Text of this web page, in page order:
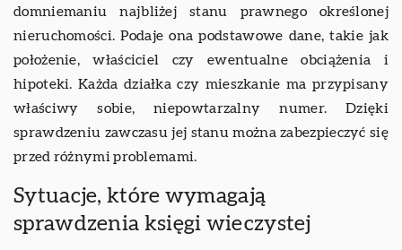
domniemaniu najbliżej stanu prawnego określonej
nieruchomości. Podaje ona podstawowe dane, takie jak
położenie, właściciel czy ewentualne obciążenia i
hipoteki. Każda działka czy mieszkanie ma przypisany
właściwy sobie, niepowtarzalny numer. Dzięki
sprawdzeniu zawczasu jej stanu można zabezpieczyć się
przed różnymi problemami.
Sytuacje, które wymagają
sprawdzenia księgi wieczystej